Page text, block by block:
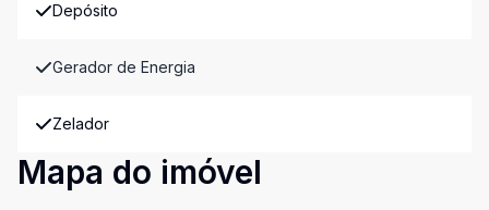
Depósito
Gerador de Energia
Zelador
Mapa do imóvel